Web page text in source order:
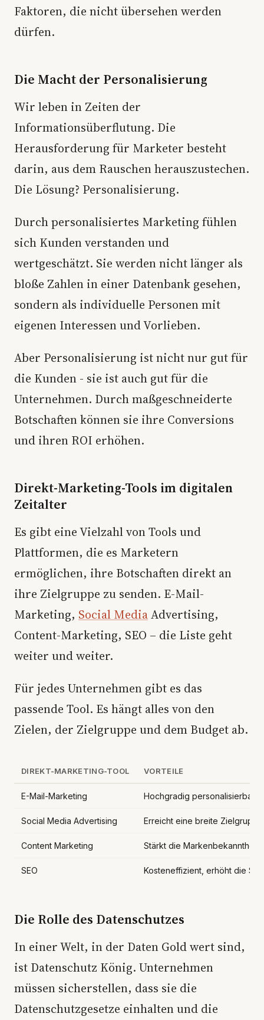
Faktoren, die nicht übersehen werden
dürfen.
Die Macht der Personalisierung
Wir leben in Zeiten der
Informationsüberflutung. Die
Herausforderung für Marketer besteht
darin, aus dem Rauschen herauszustechen.
Die Lösung? Personalisierung.
Durch personalisiertes Marketing fühlen
sich Kunden verstanden und
wertgeschätzt. Sie werden nicht länger als
bloße Zahlen in einer Datenbank gesehen,
sondern als individuelle Personen mit
eigenen Interessen und Vorlieben.
Aber Personalisierung ist nicht nur gut für
die Kunden - sie ist auch gut für die
Unternehmen. Durch maßgeschneiderte
Botschaften können sie ihre Conversions
und ihren ROI erhöhen.
Direkt-Marketing-Tools im digitalen
Zeitalter
Es gibt eine Vielzahl von Tools und
Plattformen, die es Marketern
ermöglichen, ihre Botschaften direkt an
ihre Zielgruppe zu senden. E-Mail-
Marketing, Social MediaAdvertising,
Content-Marketing, SEO – die Liste geht
weiter und weiter.
Für jedes Unternehmen gibt es das
passende Tool. Es hängt alles von den
Zielen, der Zielgruppe und dem Budget ab.
DIREKT-MARKETING-TOOL VORTEILE
E-Mail-Marketing Hochgradig personalisierbar,
Social Media Advertising Erreicht eine breite
Content Marketing Stärkt die
SEO Kosteneffizient, erhöht die
Die Rolle des Datenschutzes
In einer Welt, in der Daten Gold wert sind,
ist Datenschutz König. Unternehmen
müssen sicherstellen, dass sie die
Datenschutzgesetze einhalten und die